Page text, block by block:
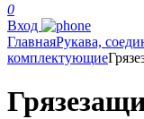
0
Вход
ГлавнаяРукава,
комплектующие